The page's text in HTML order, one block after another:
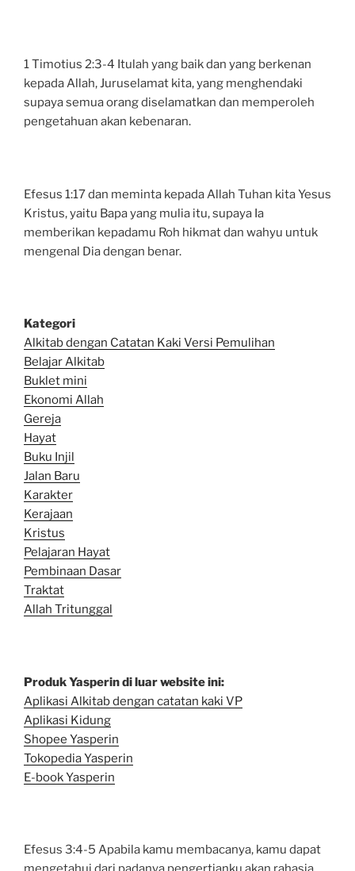
1 Timotius 2:3-4 Itulah yang baik dan yang berkenan
kepada Allah, Juruselamat kita, yang menghendaki
supaya semua orang diselamatkan dan memperoleh
pengetahuan akan kebenaran.
Efesus 1:17 dan meminta kepada Allah Tuhan kita Yesus
Kristus, yaitu Bapa yang mulia itu, supaya Ia
memberikan kepadamu Roh hikmat dan wahyu untuk
mengenal Dia dengan benar.
Kategori
Alkitab dengan Catatan Kaki Versi Pemulihan
Belajar Alkitab
Buklet mini
Ekonomi Allah
Gereja
Hayat
Buku Injil
Jalan Baru
Karakter
Kerajaan
Kristus
Pelajaran Hayat
Pembinaan Dasar
Traktat
Allah Tritunggal
Produk Yasperin di luar website ini:
Aplikasi Alkitab dengan catatan kaki VP
Aplikasi Kidung
Shopee Yasperin
Tokopedia Yasperin
E-book Yasperin
Efesus 3:4-5 Apabila kamu membacanya, kamu dapat